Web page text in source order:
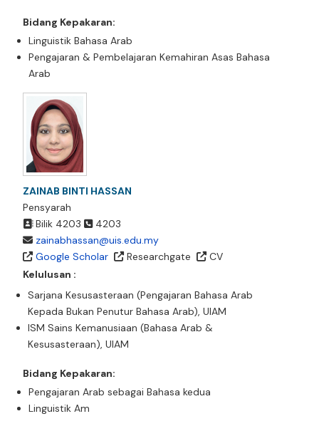
Bidang Kepakaran:
Linguistik Bahasa Arab
Pengajaran & Pembelajaran Kemahiran Asas Bahasa
Arab
ZAINAB BINTI HASSAN
Pensyarah
Bilik 4203
4203
zainabhassan@uis.edu.my
Google Scholar
Researchgate
CV
Kelulusan :
Sarjana Kesusasteraan (Pengajaran Bahasa Arab
Kepada Bukan Penutur Bahasa Arab), UIAM
ISM Sains Kemanusiaan (Bahasa Arab &
Kesusasteraan), UIAM
Bidang Kepakaran:
Pengajaran Arab sebagai Bahasa kedua
Linguistik Am